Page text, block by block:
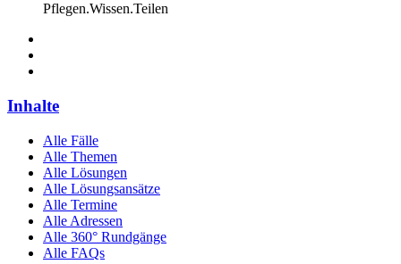
Pflegen.Wissen.Teilen
Inhalte
Alle Fälle
Alle Themen
Alle Lösungen
Alle Lösungsansätze
Alle Termine
Alle Adressen
Alle 360° Rundgänge
Alle FAQs